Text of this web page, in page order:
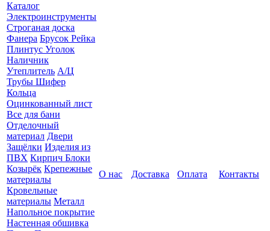
Каталог
Электроинструменты
Строганая доска
Фанера Брусок Рейка
Плинтус Уголок
Наличник
Утеплитель А/Ц
Трубы Шифер
Кольца
Оцинкованный лист
Все для бани
Отделочный
материал Двери
Защёлки Изделия из
ПВХ Кирпич Блоки
Козырёк Крепежные
материалы
Кровельные
материалы Металл
Напольное покрытие
Настенная обшивка
О нас Доставка Оплата Контакты